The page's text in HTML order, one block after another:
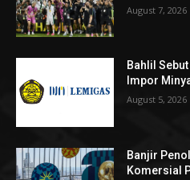
August 7, 2026
Bahlil
Impor
August 5, 2026
Banjir
Komersial